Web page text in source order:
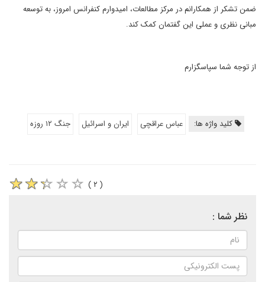
ضمن تشکر از همکارانم در مرکز مطالعات، امیدوارم کنفرانس امروز، به توسعه
مبانی نظری و عملی این گفتمان کمک کند.
از توجه شما سپاسگزارم
کلید واژه ها: عباس عراقچی ایران و اسرائیل جنگ ۱۲ روزه
( ۲ )
نظر شما :